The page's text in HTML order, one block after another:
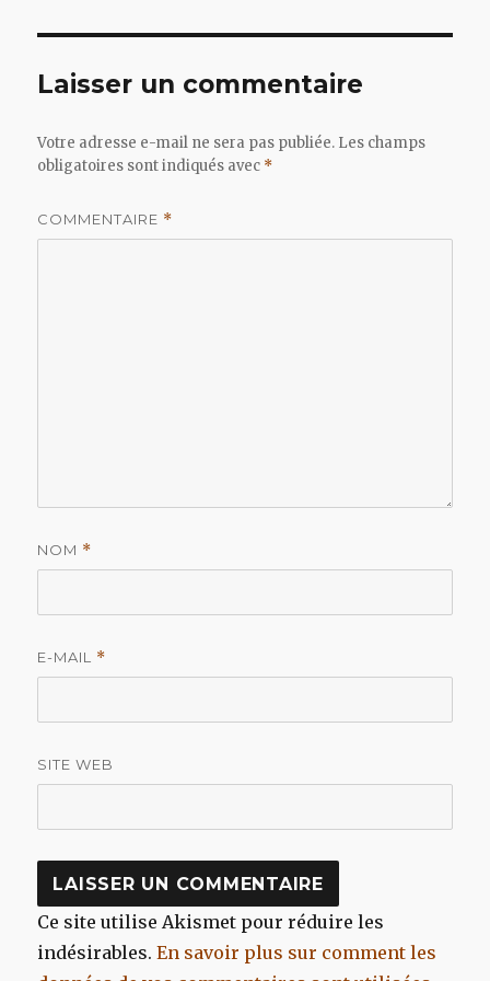
Laisser un commentaire
Votre adresse e-mail ne sera pas publiée. Les champs
obligatoires sont indiqués avec *
COMMENTAIRE *
NOM *
E-MAIL *
SITE WEB
Ce site utilise Akismet pour réduire les
indésirables.En savoir plus sur comment les